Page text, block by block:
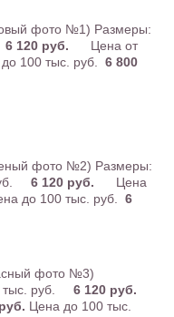
фото №1) Размеры:
6 120 руб. Цена от
100 тыс. руб. 6 800
фото №2) Размеры:
6 120 руб. Цена
до 100 тыс. руб. 6
фото №3)
тыс. руб. 6 120 руб.
Цена до 100 тыс.